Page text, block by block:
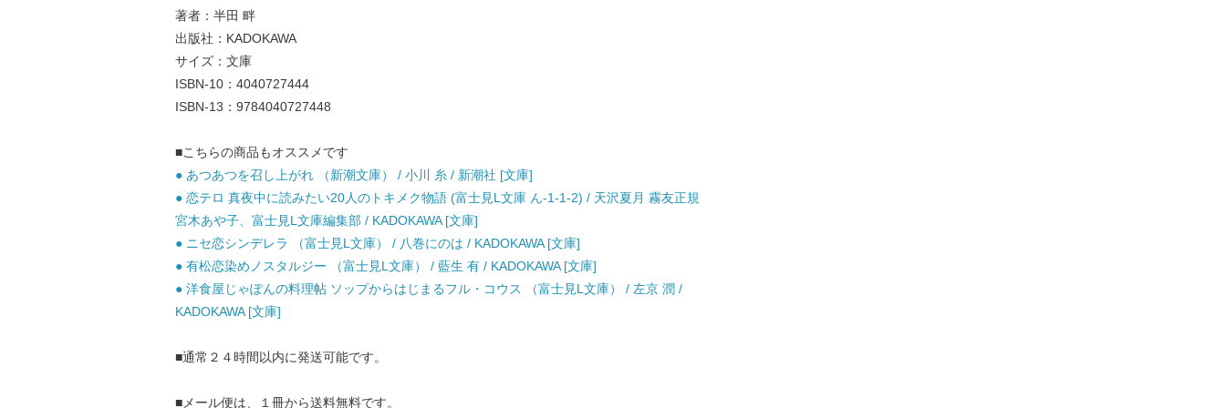
著者：半田 畔
出版社：KADOKAWA
サイズ：文庫
ISBN-10：4040727444
ISBN-13：9784040727448
■こちらの商品もオススメです
● あつあつを召し上がれ （新潮文庫） / 小川 糸 / 新潮社 [文庫]
● 恋テロ 真夜中に読みたい20人のトキメク物語 (富士見L文庫 ん-1-1-2) / 天沢夏月 霧友正規
宮木あや子、富士見L文庫編集部 / KADOKAWA [文庫]
● ニセ恋シンデレラ （富士見L文庫） / 八巻にのは / KADOKAWA [文庫]
● 有松恋染めノスタルジー （富士見L文庫） / 藍生 有 / KADOKAWA [文庫]
● 洋食屋じゃぽんの料理帖 ソップからはじまるフル・コウス （富士見L文庫） / 左京 潤 /
KADOKAWA [文庫]
■通常２４時間以内に発送可能です。
■メール便は、１冊から送料無料です。